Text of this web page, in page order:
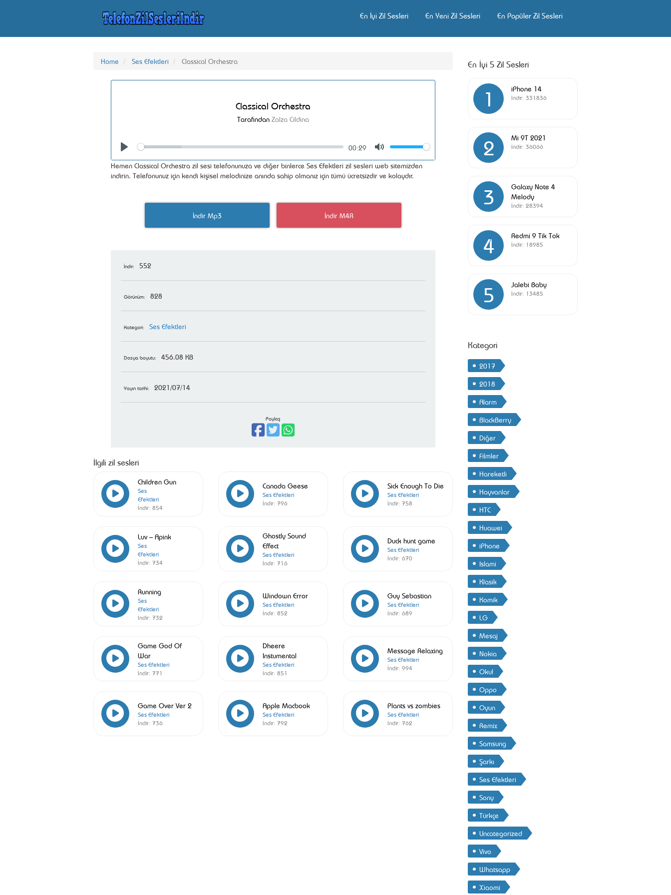
En İyi Zil Sesleri En Yeni Zil Sesleri En Popüler Zil Sesleri
Home Ses Efektleri Classical Orchestra
Classical Orchestra
Tarafından Zalza Cildina
Seek
00:29
Volume
Hemen Classical Orchestra zil sesi telefonunuza ve diğer binlerce Ses Efektleri zil sesleri web sitemizden
indirin. Telefonunuz için kendi kişisel melodinize anında sahip olmanız için tümü ücretsizdir ve kolaydır.
İndir Mp3 İndir M4R
İndir: 552
Görünüm: 828
Kategori: Ses Efektleri
Dosya boyutu: 456.08 KB
Yayın tarihi: 2021/07/14
Paylaş
İlgili zil sesleri
Children Gun
Ses
Efektleri
İndir: 854
Canada Geese
Ses Efektleri
İndir: 796
Sick Enough To Die
Ses Efektleri
İndir: 758
Luv – Apink
Ses
Efektleri
İndir: 734
Ghostly Sound
Effect
Ses Efektleri
İndir: 716
Duck hunt game
Ses Efektleri
İndir: 670
Running
Ses
Efektleri
İndir: 732
Windown Error
Ses Efektleri
İndir: 852
Guy Sebastian
Ses Efektleri
İndir: 689
Game God Of
War
Ses Efektleri
İndir: 771
Dheere
Instumental
Ses Efektleri
İndir: 851
Message Relaxing
Ses Efektleri
İndir: 994
Game Over Ver 2
Ses Efektleri
İndir: 736
Apple Macbook
Ses Efektleri
İndir: 792
Plants vs zombies
Ses Efektleri
İndir: 762
En İyi 5 Zil Sesleri
1 iPhone 14
İndir: 331836
2 Mi 9T 2021
İndir: 36066
3
Galaxy Note 4
Melody
İndir: 28394
4 Redmi 9 Tik Tok
İndir: 18985
5 Jalebi Baby
İndir: 13485
Kategori
2017
2018
Alarm
BlackBerry
Diğer
Filmler
Hareketli
Hayvanlar
HTC
Huawei
iPhone
Islami
Klasik
Komik
LG
Mesaj
Nokia
Okul
Oppo
Oyun
Remix
Samsung
Şarkı
Ses Efektleri
Sony
Türkçe
Uncategorized
Vivo
Whatsapp
Xiaomi